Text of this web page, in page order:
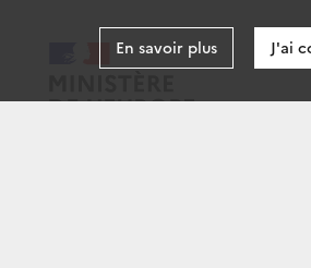
En savoir plus J'ai